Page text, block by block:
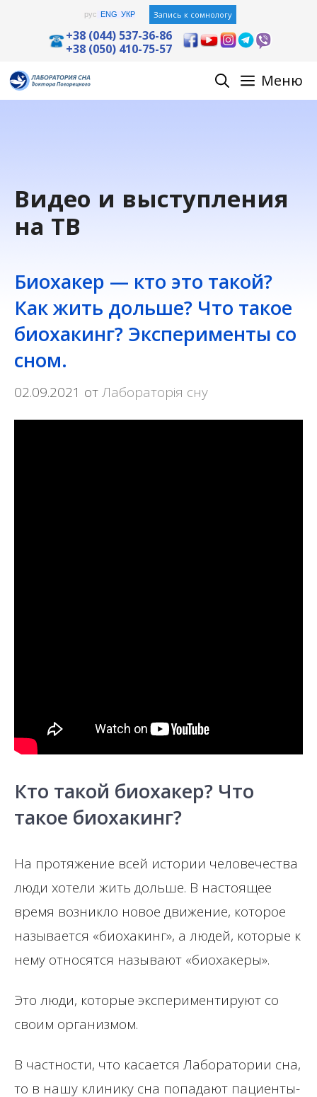
содержимому
рус ENG УКР Запись к сомнологу
+38 (044) 537-36-86
+38 (050) 410-75-57
Меню
Видео и выступления
на ТВ
Биохакер — кто это такой?
Как жить дольше? Что такое
биохакинг? Эксперименты со
сном.
02.09.2021 отЛабораторія сну
Кто такой биохакер? Что
такое биохакинг?
На протяжение всей истории человечества
люди хотели жить дольше. В настоящее
время возникло новое движение, которое
называется «биохакинг», а людей, которые к
нему относятся называют «биохакеры».
Это люди, которые экспериментируют со
своим организмом.
В частности, что касается Лаборатории сна,
то в нашу клинику сна попадают пациенты-